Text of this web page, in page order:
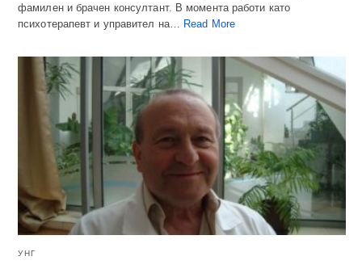
фамилен и брачен консултант. В момента работи като
психотерапевт и управител на…
Read More
УНГ